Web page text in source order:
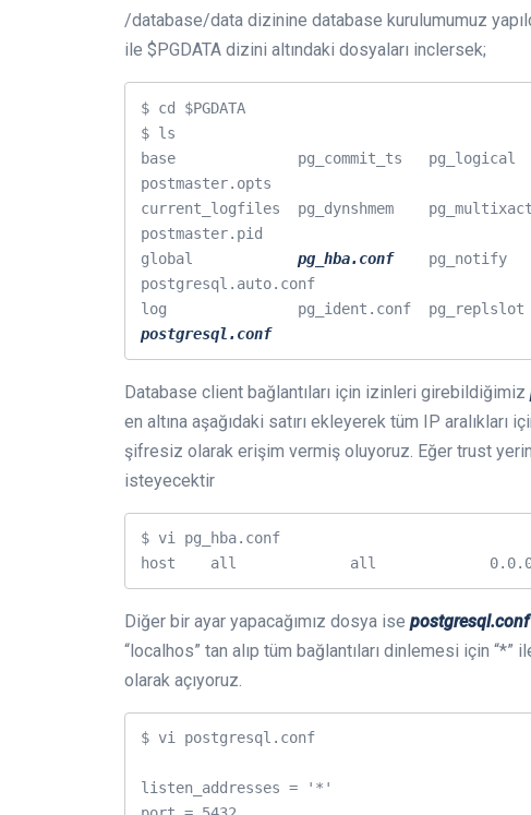
/database/data dizinine database kurulumumuz
ile $PGDATA dizini altındaki dosyaları inclersek;
$ cd $PGDATA
$ ls
base              pg_commit_ts   pg_logical
postmaster.opts
current_logfiles  pg_dynshmem
postmaster.pid
global pg_hba.conf
pg_notify
postgresql.auto.conf
postgresql.conf
Database client bağlantıları için izinleri girebildiğimiz
en altına aşağıdaki satırı ekleyerek tüm IP aralıkları
şifresiz olarak erişim vermiş oluyoruz. Eğer trust
isteyecektir
$ vi pg_hba.conf
host    all             all
Diğer bir ayar yapacağımız dosya ise postgresql.conf
“localhos” tan alıp tüm bağlantıları dinlemesi için
olarak açıyoruz.
$ vi postgresql.conf
listen_addresses = '*'